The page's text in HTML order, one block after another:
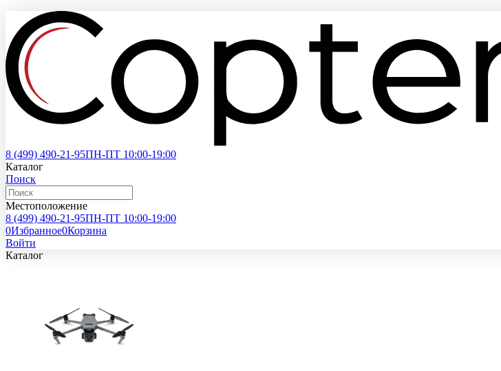
8 (499) 490-21-95ПН-ПТ 10:00-19:00
Каталог
Поиск
Местоположение
8 (499) 490-21-95ПН-ПТ 10:00-19:00
0Избранное0Корзина
Войти
Каталог